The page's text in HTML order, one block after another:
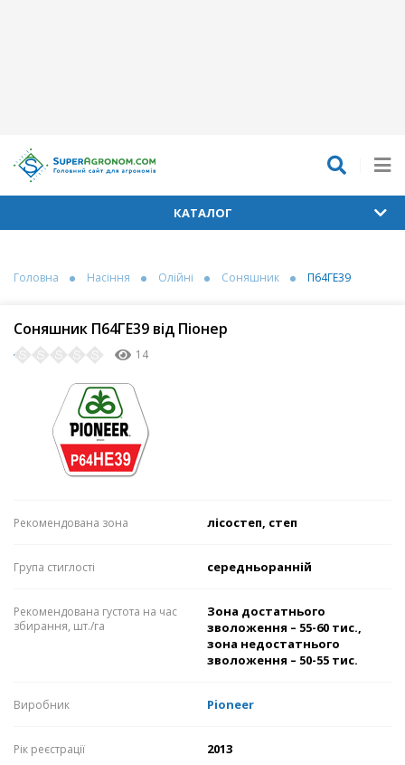
КАТАЛОГ
Головна Насіння Олійні Соняшник П64ГЕ39
Соняшник П64ГЕ39 від Піонер
14
Рекомендована зона лісостеп, степ
Група стиглості середньоранній
Рекомендована густота на час
збирання, шт./га
Зона достатнього
зволоження – 55-60 тис.,
зона недостатнього
зволоження – 50-55 тис.
Виробник Pioneer
Рік реєстрації 2013